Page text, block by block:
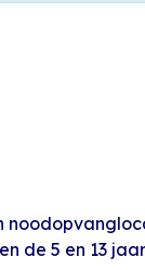
de 5 en 13